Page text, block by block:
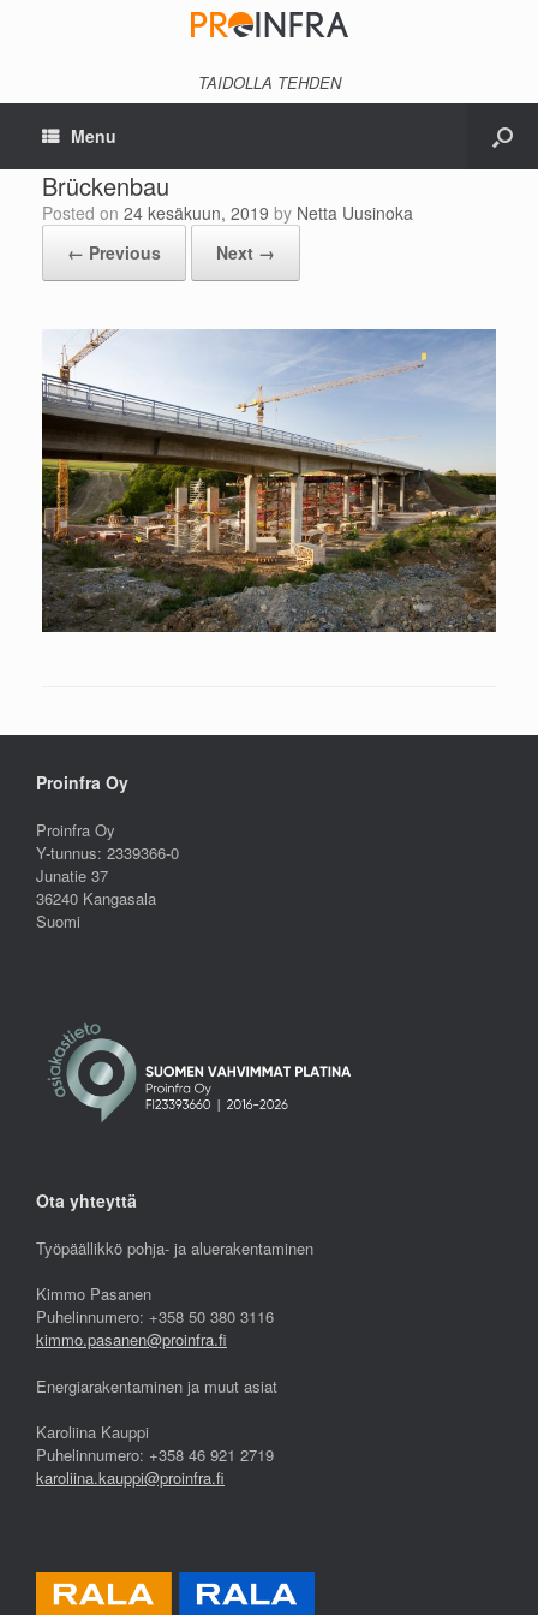
TAIDOLLA TEHDEN
Menu
Brückenbau
Posted on 24 kesäkuun, 2019 by Netta Uusinoka
← Previous
Next →
Proinfra Oy
Proinfra Oy
Y-tunnus: 2339366-0
Junatie 37
36240 Kangasala
Suomi
Ota yhteyttä
Työpäällikkö pohja- ja aluerakentaminen
Kimmo Pasanen
Puhelinnumero: +358 50 380 3116
kimmo.pasanen@proinfra.fi
Energiarakentaminen ja muut asiat
Karoliina Kauppi
Puhelinnumero: +358 46 921 2719
karoliina.kauppi@proinfra.fi